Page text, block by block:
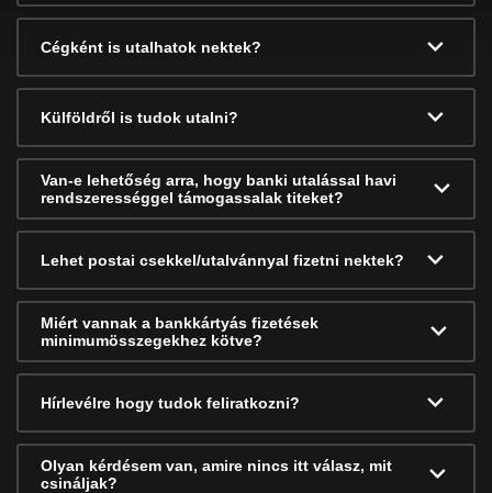
Cégként is utalhatok nektek?
Külföldről is tudok utalni?
Van-e lehetőség arra, hogy banki utalással havi
rendszerességgel támogassalak titeket?
Lehet postai csekkel/utalvánnyal fizetni nektek?
Miért vannak a bankkártyás fizetések
minimumösszegekhez kötve?
Hírlevélre hogy tudok feliratkozni?
Olyan kérdésem van, amire nincs itt válasz, mit
csináljak?